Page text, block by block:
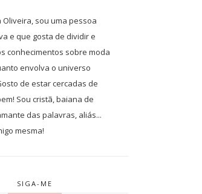
Oliveira, sou uma pessoa
e que gosta de dividir e
conhecimentos sobre moda
envolva o universo
de estar cercadas de
Sou cristã, baiana de
das palavras, aliás...
mesma!
SIGA-ME